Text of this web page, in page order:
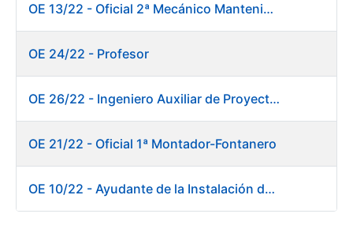
OE 13/22 - Oficial 2ª Mecánico Mantenimiento Central
OE 24/22 - Profesor
OE 26/22 - Ingeniero Auxiliar de Proyectos
OE 21/22 - Oficial 1ª Montador-Fontanero
OE 10/22 - Ayudante de la Instalación de Preparación de Pastas